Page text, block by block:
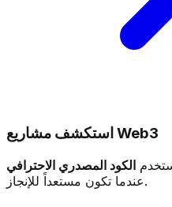
استكشف مشاريع Web3
الكود المصدري الاحترافي
عندما تكون مستعداً للإنجاز.